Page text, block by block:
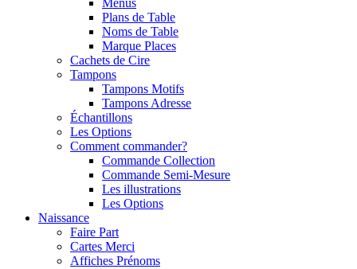
Menus
Plans de Table
Noms de Table
Marque Places
Cachets de Cire
Tampons
Tampons Motifs
Tampons Adresse
Échantillons
Les Options
Comment commander?
Commande Collection
Commande Semi-Mesure
Les illustrations
Les Options
Naissance
Faire Part
Cartes Merci
Affiches Prénoms